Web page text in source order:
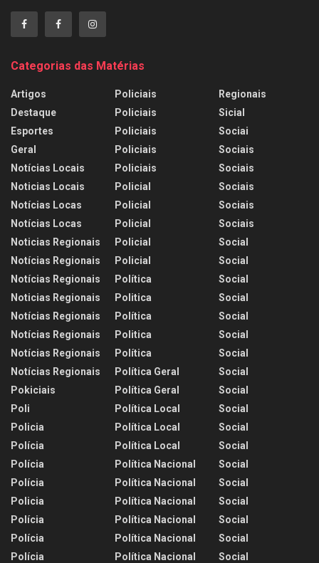
Categorias das Matérias
Artigos
Destaque
Esportes
Geral
Notícias Locais
Noticias Locais
Notícias Locas
Notícias Locas
Noticias Regionais
Notícias Regionais
Notícias Regionais
Noticias Regionais
Notícias Regionais
Notícias Regionais
Notícias Regionais
Notícias Regionais
Pokiciais
Poli
Policia
Polícia
Polícia
Polícia
Policia
Polícia
Polícia
Polícia
Policiais
Policiais
Policiais
Policiais
Policiais
Policial
Policial
Policial
Policial
Policial
Política
Politica
Política
Politica
Política
Política Geral
Política Geral
Política Local
Política Local
Política Local
Política Nacional
Política Nacional
Política Nacional
Política Nacional
Política Nacional
Política Nacional
Regionais
Sicial
Sociai
Sociais
Sociais
Sociais
Sociais
Sociais
Social
Social
Social
Social
Social
Social
Social
Social
Social
Social
Social
Social
Social
Social
Social
Social
Social
Social